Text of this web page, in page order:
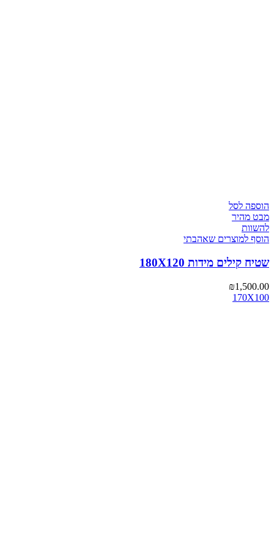
הוספה לסל
מבט מהיר
להשוות
הוסף למוצרים שאהבתי
שטיח קילים מידות 180X120
₪1,500.00
170X100